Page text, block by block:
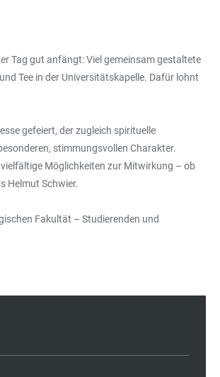
Tag gut anfängt: Viel gemeinsam gestaltete
Tee in der Universitätskapelle. Dafür lohnt
gefeiert, der zugleich spirituelle
stimmungsvollen Charakter.
Möglichkeiten zur Mitwirkung – ob
Helmut Schwier.
Fakultät – Studierenden und